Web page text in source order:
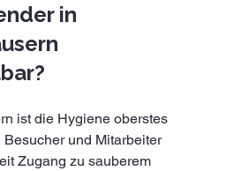
in
ist die Hygiene oberstes
Besucher und Mitarbeiter
Zugang zu sauberem